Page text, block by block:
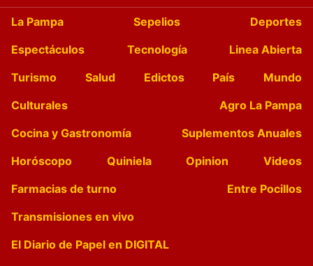
La Pampa Sepelios
Deportes
Espectáculos
Tecnología
Linea Abierta
Turismo
Salud Edictos País
Mundo
Culturales
Agro La Pampa
Cocina y Gastronomía
Suplementos Anuales
Horóscopo
Quiniela Opinion
Videos
Farmacias de turno
Entre Pocillos
Transmisiones en vivo
El Diario de Papel en DIGITAL